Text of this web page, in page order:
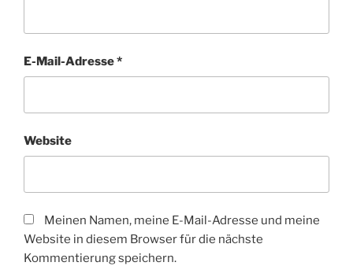
E-Mail-Adresse*
Website
Meinen Namen, meine E-Mail-Adresse und meine
Website in diesem Browser für die nächste
Kommentierung speichern.